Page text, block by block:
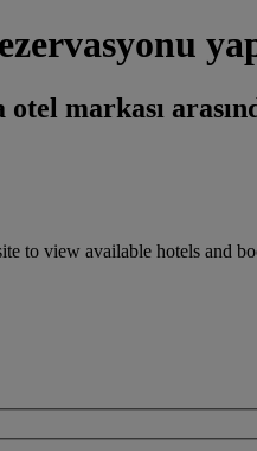
otel markası
to view available hotels and